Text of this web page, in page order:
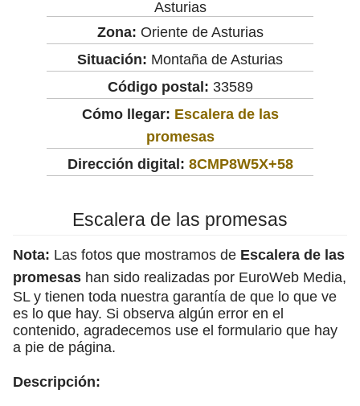
Asturias
Zona: Oriente de Asturias
Situación: Montaña de Asturias
Código postal: 33589
Cómo llegar: Escalera de las
promesas
Dirección digital: 8CMP8W5X+58
Escalera de las promesas
Nota: Las fotos que mostramos de Escalera de las
promesas han sido realizadas por EuroWeb Media,
SL y tienen toda nuestra garantía de que lo que ve
es lo que hay. Si observa algún error en el
contenido, agradecemos use el formulario que hay
a pie de página.
Descripción: